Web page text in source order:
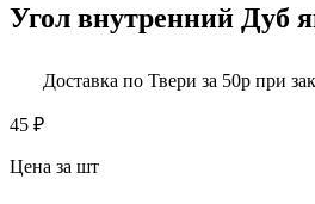
Угол внутренний Дуб
Доставка по Твери за 50р при
45 ₽
Цена за шт